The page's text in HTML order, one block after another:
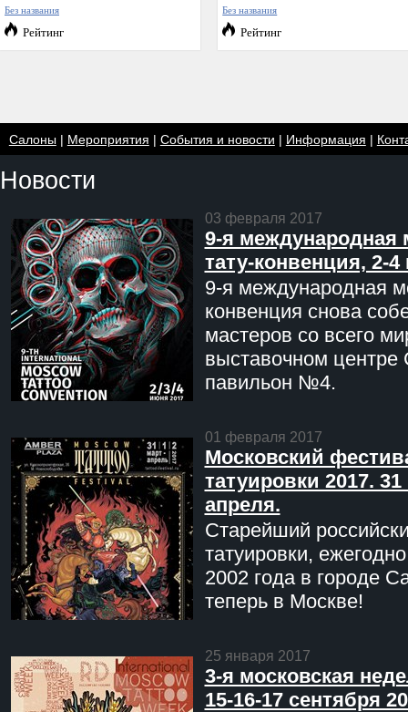
Без названия
Рейтинг
Без названия
Рейтинг
Салоны| Мероприятия | События и новости | Информация |
Новости
03 февраля 2017
9-я международная
тату-конвенция, 2-
9-я международная
конвенция снова
мастеров со всего
выставочном центре
павильон №4.
01 февраля 2017
Московский
татуировки 2017. 31
апреля.
Старейший
татуировки,
2002 года в городе
теперь в Москве!
25 января 2017
3-я московская
15-16-17 сентября